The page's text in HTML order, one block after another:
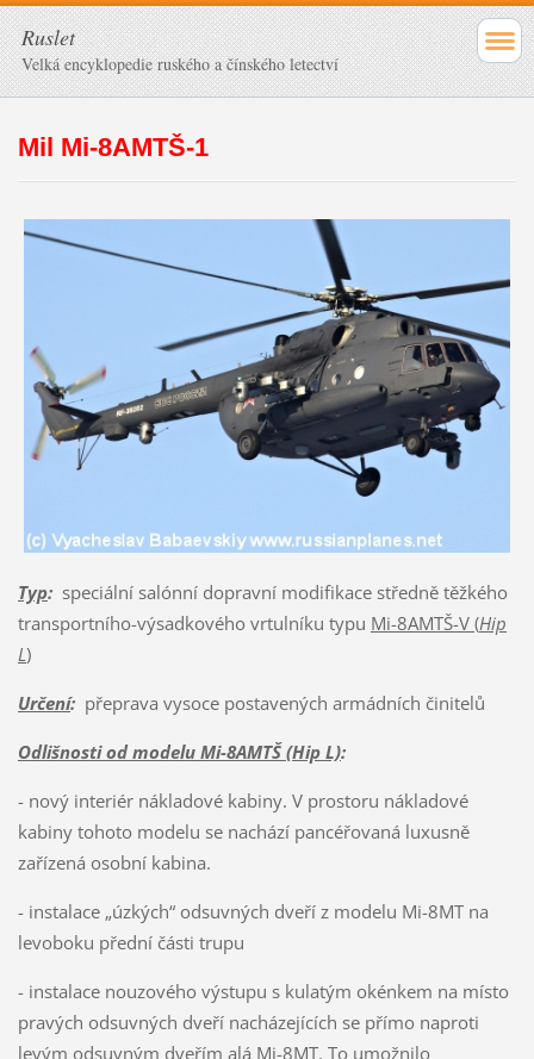
Ruslet
Velká encyklopedie ruského a čínského letectví
Mil Mi-8AMTŠ-1
Typ:speciální salónní dopravní modifikace středně těžkého
transportního-výsadkového vrtulníku typu Mi-8AMTŠ-V (Hip
L)
Určení:přeprava vysoce postavených armádních činitelů
Odlišnosti od modelu Mi-8AMTŠ (Hip L):
- nový interiér nákladové kabiny. V prostoru nákladové
kabiny tohoto modelu se nachází pancéřovaná luxusně
zařízená osobní kabina.
- instalace „úzkých“ odsuvných dveří z modelu Mi-8MT na
levoboku přední části trupu
- instalace nouzového výstupu s kulatým okénkem na místo
pravých odsuvných dveří nacházejících se přímo naproti
levým odsuvným dveřím alá Mi-8MT. To umožnilo